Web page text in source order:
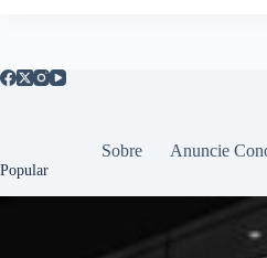
Sobre Anuncie
Popular